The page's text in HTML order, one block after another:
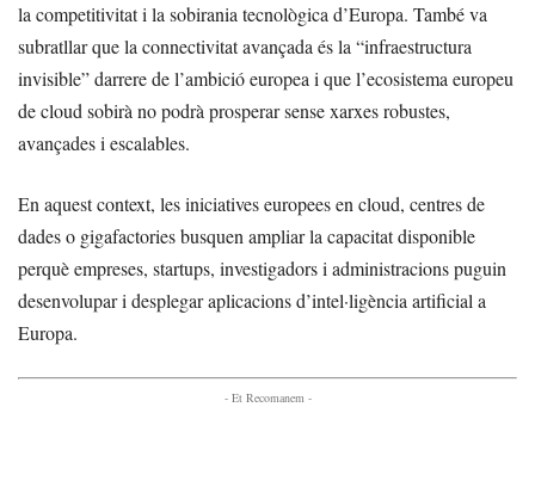
la competitivitat i la sobirania tecnològica d’Europa. També va
subratllar que la connectivitat avançada és la “infraestructura
invisible” darrere de l’ambició europea i que l’ecosistema europeu
de cloud sobirà no podrà prosperar sense xarxes robustes,
avançades i escalables.
En aquest context, les iniciatives europees en cloud, centres de
dades o gigafactories busquen ampliar la capacitat disponible
perquè empreses, startups, investigadors i administracions puguin
desenvolupar i desplegar aplicacions d’intel·ligència artificial a
Europa.
- Et Recomanem -